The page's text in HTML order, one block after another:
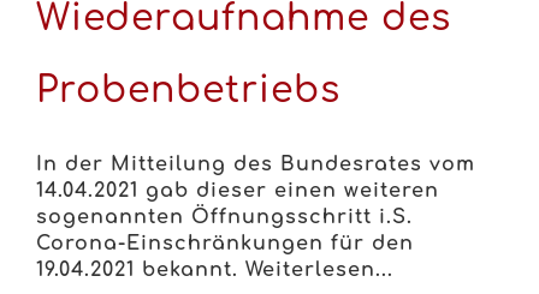
Wiederaufnahme des
Probenbetriebs
In der Mitteilung des Bundesrates vom
14.04.2021 gab dieser einen weiteren
sogenannten Öffnungsschritt i.S.
Corona-Einschränkungen für den
19.04.2021 bekannt. Weiterlesen...